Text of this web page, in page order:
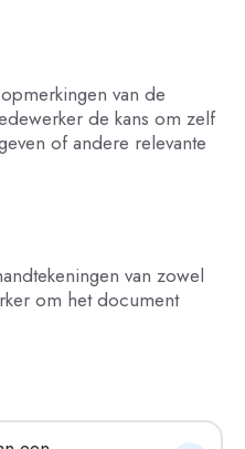
van de
de kans om zelf
of andere relevante
van zowel
om het document